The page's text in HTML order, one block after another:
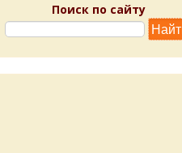
Поиск по сайту